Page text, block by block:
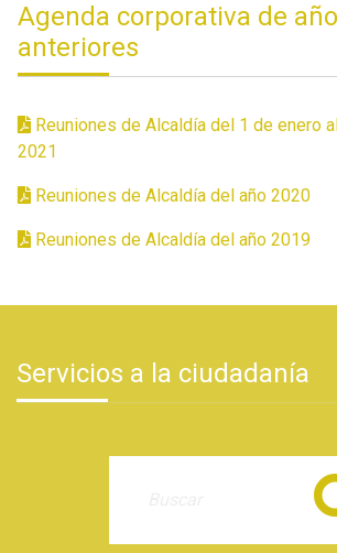
Agenda corporativa de
anteriores
Reuniones de Alcaldía del 1 de enero
2021
Reuniones de Alcaldía del año 2020
Reuniones de Alcaldía del año 2019
Servicios a la ciudadanía